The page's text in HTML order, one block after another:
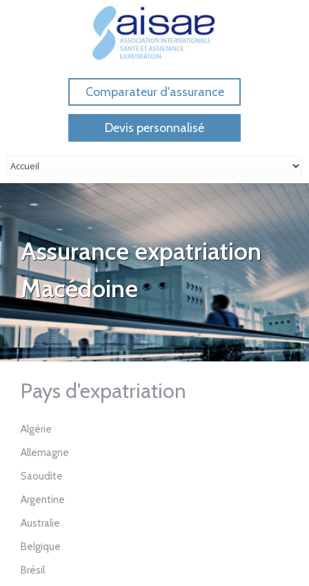
Comparateur d'assurance
Devis personnalisé
Assurance expatriation
Macédoine
Pays d'expatriation
Algérie
Allemagne
Saoudite
Argentine
Australie
Belgique
Brésil